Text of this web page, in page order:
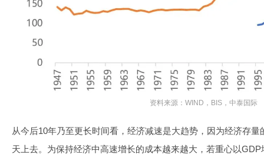
资料来源：WIND，BIS，中泰国际
从今后10年乃至更长时间看，经济减速是大趋势，因为经济存
天上去。为保持经济中高速增长的成本越来越大，若重心以